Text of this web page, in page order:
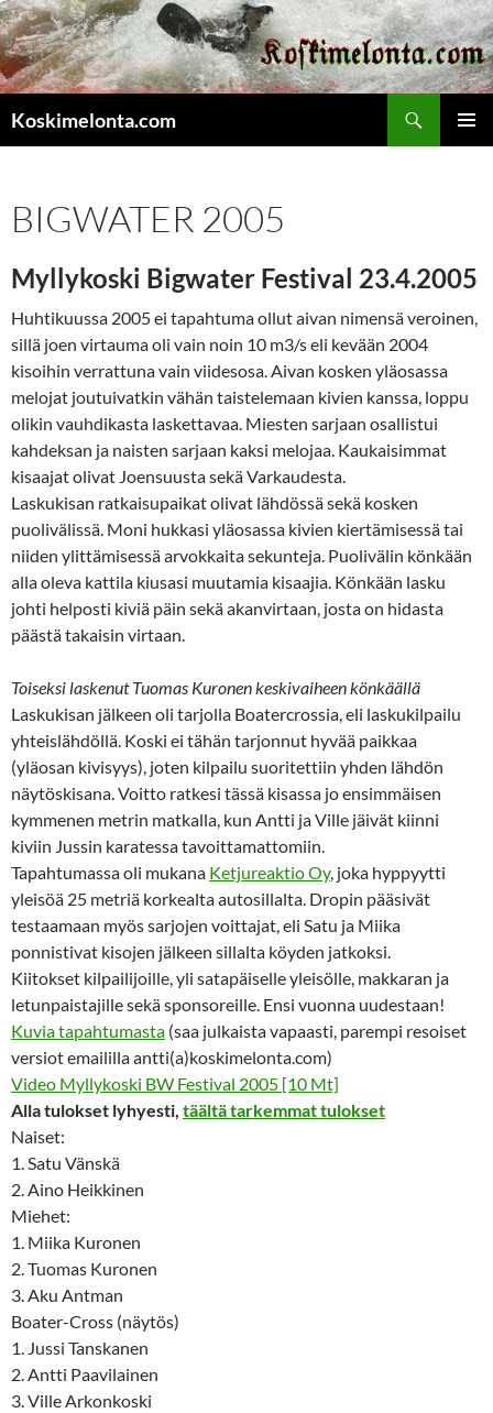
Koskimelonta.com
BIGWATER 2005
Myllykoski Bigwater Festival 23.4.2005
Huhtikuussa 2005 ei tapahtuma ollut aivan nimensä veroinen,
sillä joen virtauma oli vain noin 10 m3/s eli kevään 2004
kisoihin verrattuna vain viidesosa. Aivan kosken yläosassa
melojat joutuivatkin vähän taistelemaan kivien kanssa, loppu
olikin vauhdikasta laskettavaa. Miesten sarjaan osallistui
kahdeksan ja naisten sarjaan kaksi melojaa. Kaukaisimmat
kisaajat olivat Joensuusta sekä Varkaudesta.
Laskukisan ratkaisupaikat olivat lähdössä sekä kosken
puolivälissä. Moni hukkasi yläosassa kivien kiertämisessä tai
niiden ylittämisessä arvokkaita sekunteja. Puolivälin könkään
alla oleva kattila kiusasi muutamia kisaajia. Könkään lasku
johti helposti kiviä päin sekä akanvirtaan, josta on hidasta
päästä takaisin virtaan.
Toiseksi laskenut Tuomas Kuronen keskivaiheen könkäällä
Laskukisan jälkeen oli tarjolla Boatercrossia, eli laskukilpailu
yhteislähdöllä. Koski ei tähän tarjonnut hyvää paikkaa
(yläosan kivisyys), joten kilpailu suoritettiin yhden lähdön
näytöskisana. Voitto ratkesi tässä kisassa jo ensimmäisen
kymmenen metrin matkalla, kun Antti ja Ville jäivät kiinni
kiviin Jussin karatessa tavoittamattomiin.
Tapahtumassa oli mukana Ketjureaktio Oy, joka hyppyytti
yleisöä 25 metriä korkealta autosillalta. Dropin pääsivät
testaamaan myös sarjojen voittajat, eli Satu ja Miika
ponnistivat kisojen jälkeen sillalta köyden jatkoksi.
Kiitokset kilpailijoille, yli satapäiselle yleisölle, makkaran ja
letunpaistajille sekä sponsoreille. Ensi vuonna uudestaan!
Kuvia tapahtumasta (saa julkaista vapaasti, parempi resoiset
versiot emaililla antti(a)koskimelonta.com)
Video Myllykoski BW Festival 2005 [10 Mt]
Alla tulokset lyhyesti, täältä tarkemmat tulokset
Naiset:
1. Satu Vänskä
2. Aino Heikkinen
Miehet:
1. Miika Kuronen
2. Tuomas Kuronen
3. Aku Antman
Boater-Cross (näytös)
1. Jussi Tanskanen
2. Antti Paavilainen
3. Ville Arkonkoski